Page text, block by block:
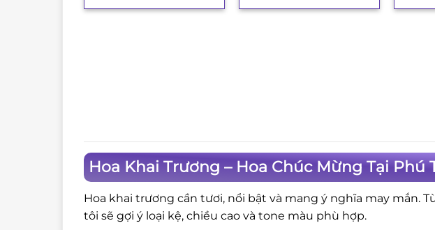
Hoa Khai Trương – Hoa Chúc Mừng Tại Phú
Hoa khai trương cần tươi, nổi bật và mang ý nghĩa may mắn.
tôi sẽ gợi ý loại kệ, chiều cao và tone màu phù hợp.